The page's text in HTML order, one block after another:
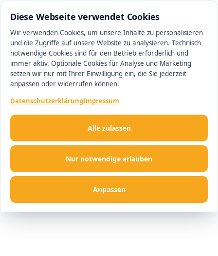
Diese Webseite verwendet Cookies
Wir verwenden Cookies, um unsere Inhalte zu personalisieren
und die Zugriffe auf unsere Website zu analysieren. Technisch
notwendige Cookies sind für den Betrieb erforderlich und
immer aktiv. Optionale Cookies für Analyse und Marketing
setzen wir nur mit Ihrer Einwilligung ein, die Sie jederzeit
anpassen oder widerrufen können.
DatenschutzerklärungImpressum
Nur notwendige erlauben
Anpassen
Alle zulassen